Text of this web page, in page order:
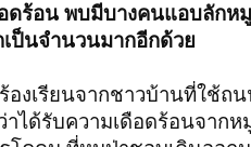
ดร้อน พบมีบางคนแอบลักห
ป็นจำนวนมากอีกด้วย
องเรียนจากชาวบ้านที่ใช้ถ
ได้รับความเดือดร้อนจาก